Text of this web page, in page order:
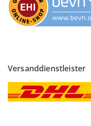
Versanddienstleister